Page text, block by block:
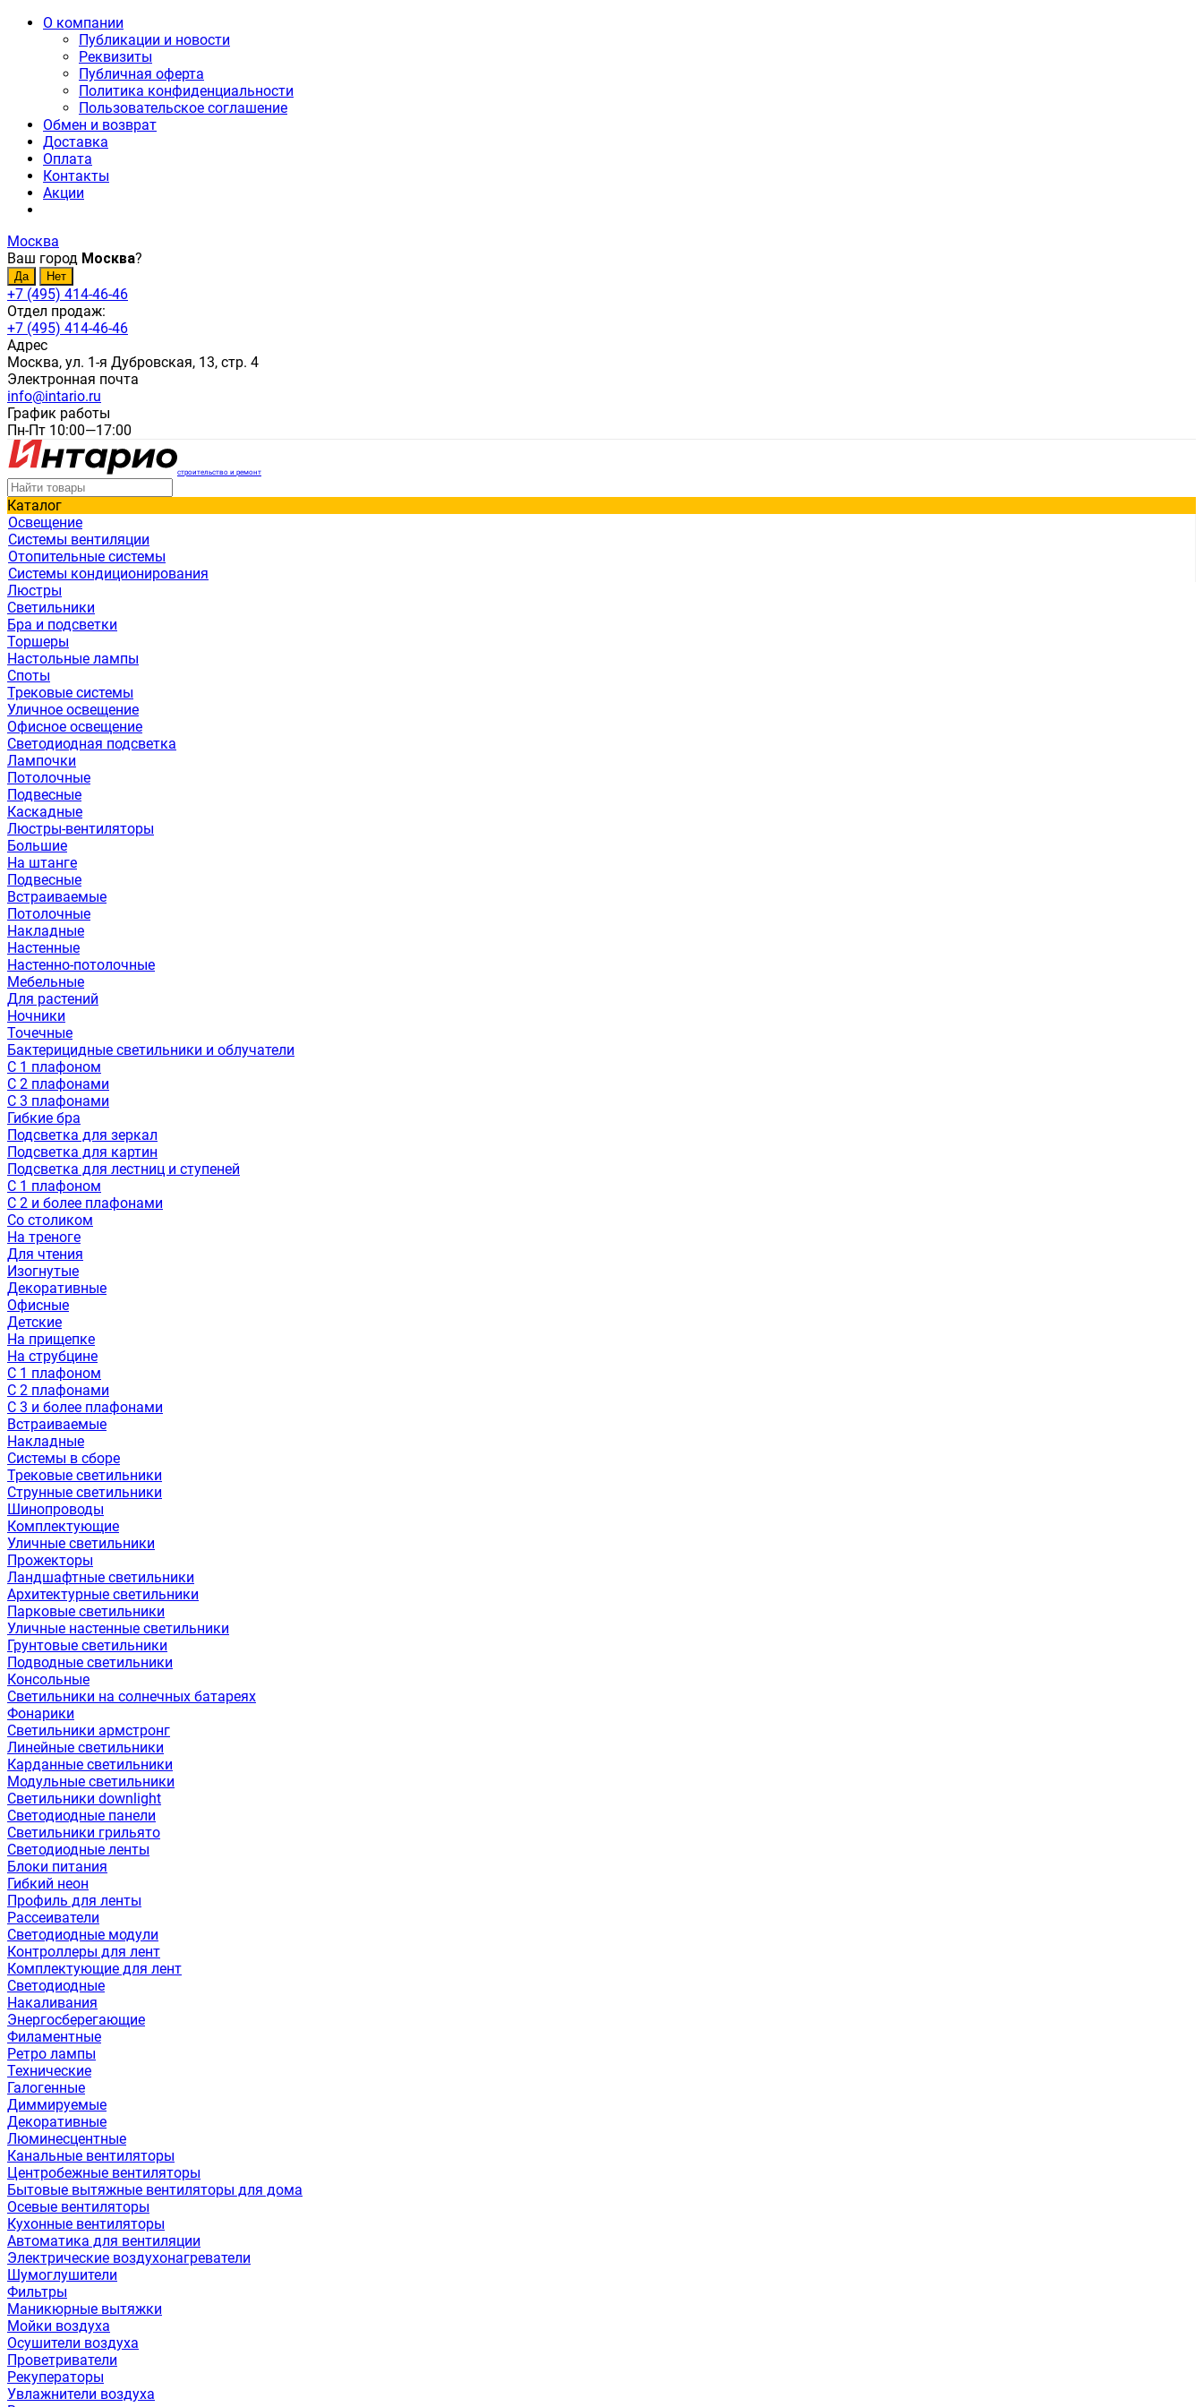
О компании
Публикации и новости
Реквизиты
Публичная оферта
Политика конфиденциальности
Пользовательское соглашение
Обмен и возврат
Доставка
Оплата
Контакты
Акции
Москва
Ваш город Москва?
+7 (495) 414-46-46
Отдел продаж:
+7 (495) 414-46-46
Адрес
Москва, ул. 1-я Дубровская, 13, стр. 4
Электронная почта
info@intario.ru
График работы
Пн-Пт 10:00—17:00
строительство и ремонт
Каталог
Освещение
Системы вентиляции
Отопительные системы
Системы кондиционирования
Люстры
Светильники
Бра и подсветки
Торшеры
Настольные лампы
Споты
Трековые системы
Уличное освещение
Офисное освещение
Светодиодная подсветка
Лампочки
Потолочные
Подвесные
Каскадные
Люстры-вентиляторы
Большие
На штанге
Подвесные
Встраиваемые
Потолочные
Накладные
Настенные
Настенно-потолочные
Мебельные
Для растений
Ночники
Точечные
Бактерицидные светильники и облучатели
С 1 плафоном
С 2 плафонами
С 3 плафонами
Гибкие бра
Подсветка для зеркал
Подсветка для картин
Подсветка для лестниц и ступеней
С 1 плафоном
С 2 и более плафонами
Со столиком
На треноге
Для чтения
Изогнутые
Декоративные
Офисные
Детские
На прищепке
На струбцине
С 1 плафоном
С 2 плафонами
С 3 и более плафонами
Встраиваемые
Накладные
Системы в сборе
Трековые светильники
Струнные светильники
Шинопроводы
Комплектующие
Уличные светильники
Прожекторы
Ландшафтные светильники
Архитектурные светильники
Парковые светильники
Уличные настенные светильники
Грунтовые светильники
Подводные светильники
Консольные
Светильники на солнечных батареях
Фонарики
Светильники армстронг
Линейные светильники
Карданные светильники
Модульные светильники
Светильники downlight
Светодиодные панели
Светильники грильято
Светодиодные ленты
Блоки питания
Гибкий неон
Профиль для ленты
Рассеиватели
Светодиодные модули
Контроллеры для лент
Комплектующие для лент
Светодиодные
Накаливания
Энергосберегающие
Филаментные
Ретро лампы
Технические
Галогенные
Диммируемые
Декоративные
Люминесцентные
Канальные вентиляторы
Центробежные вентиляторы
Бытовые вытяжные вентиляторы для дома
Осевые вентиляторы
Кухонные вентиляторы
Автоматика для вентиляции
Электрические воздухонагреватели
Шумоглушители
Фильтры
Маникюрные вытяжки
Мойки воздуха
Осушители воздуха
Проветриватели
Рекуператоры
Увлажнители воздуха